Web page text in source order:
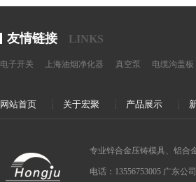
友情链接 LINKS
电子开关 上海油烟净化器 真空泵 电缆沟盖板
网站首页 关于宏聚 产品展示
专业锌合金压铸模具、铝合
电话：13556753005 广东公